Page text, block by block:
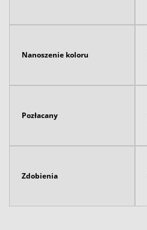
Nanoszenie koloru
Pozłacany
Zdobienia